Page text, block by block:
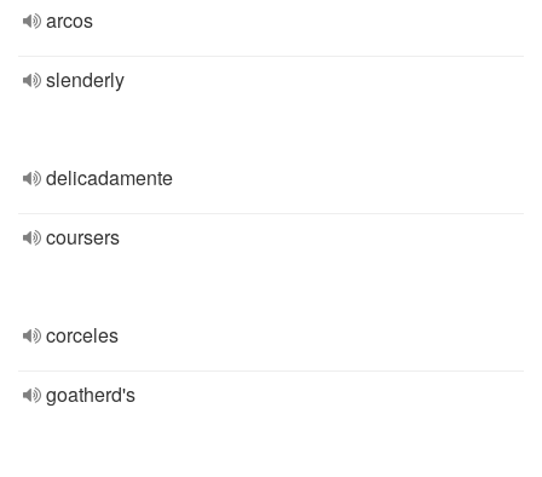
arcos
slenderly
delicadamente
coursers
corceles
goatherd's